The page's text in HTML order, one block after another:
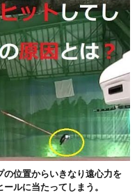
の位置からいきなり遠心力を
ルに当たってしまう。